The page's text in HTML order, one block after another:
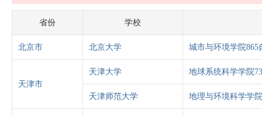
省份 学校
北京市 北京大学 城市与环境学院865
天津市
天津大学 地球系统科学学院
天津师范大学 地理与环境科学学